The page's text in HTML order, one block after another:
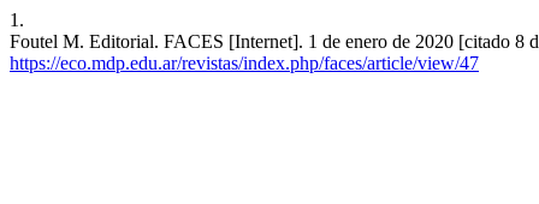
1.
Foutel M. Editorial. FACES [Internet]. 1 de enero de 2020 [citado 8
https://eco.mdp.edu.ar/revistas/index.php/faces/article/view/47